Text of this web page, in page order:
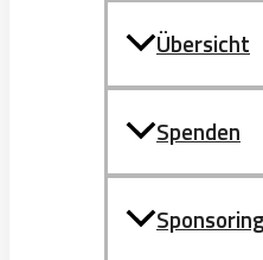
Übersicht
Spenden
Sponsoring